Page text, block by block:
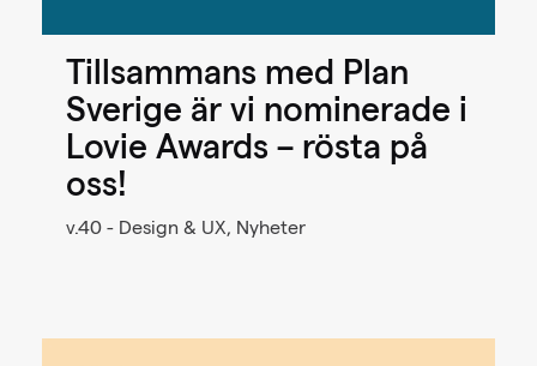
Tillsammans med Plan
Sverige är vi nominerade i
Lovie Awards – rösta på
oss!
v.40 - Design & UX, Nyheter